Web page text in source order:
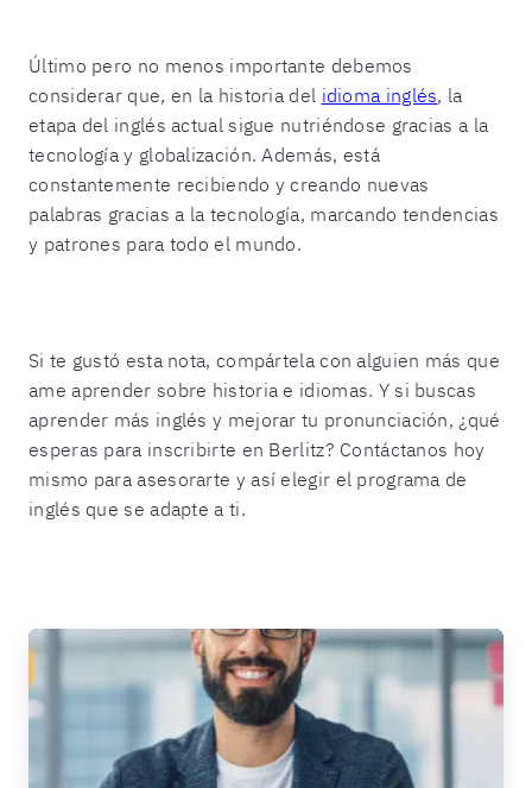
Último pero no menos importante debemos
considerar que, en la historia del idioma inglés, la
etapa del inglés actual sigue nutriéndose gracias a la
tecnología y globalización. Además, está
constantemente recibiendo y creando nuevas
palabras gracias a la tecnología, marcando tendencias
y patrones para todo el mundo.
Si te gustó esta nota, compártela con alguien más que
ame aprender sobre historia e idiomas. Y si buscas
aprender más inglés y mejorar tu pronunciación, ¿qué
esperas para inscribirte en Berlitz? Contáctanos hoy
mismo para asesorarte y así elegir el programa de
inglés que se adapte a ti.